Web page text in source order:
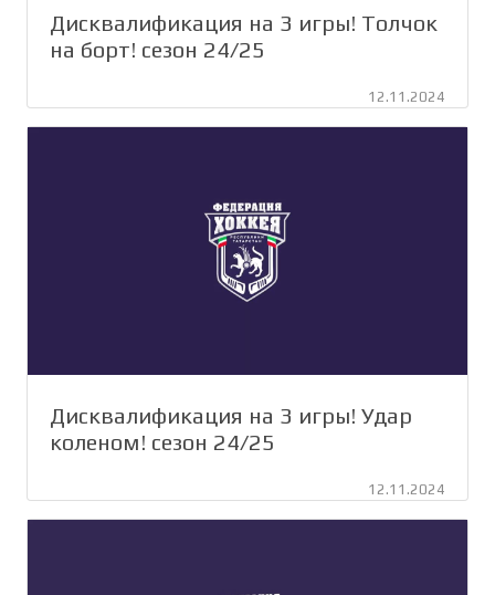
Дисквалификация на 3 игры! Толчок
на борт! сезон 24/25
12.11.2024
Дисквалификация на 3 игры! Удар
коленом! сезон 24/25
12.11.2024